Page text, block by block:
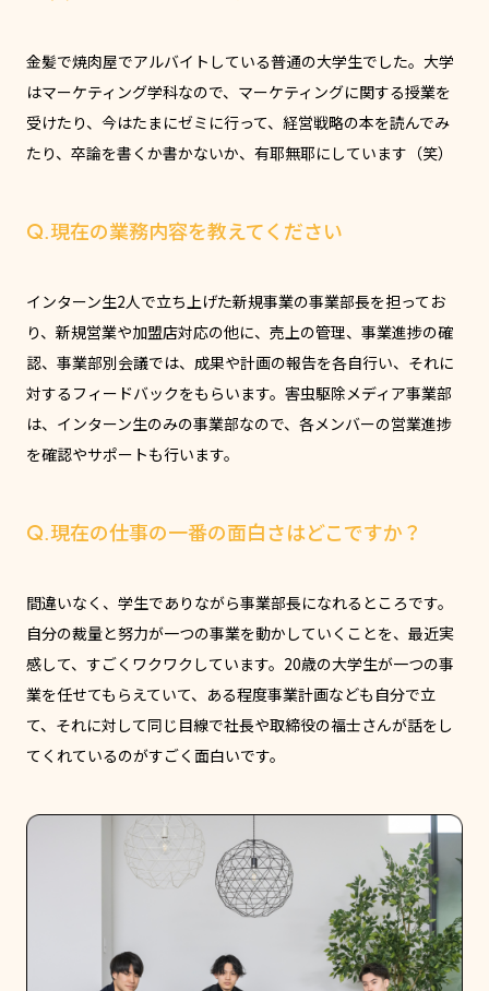
金髪で焼肉屋でアルバイトしている普通の大学生でした。大学
はマーケティング学科なので、マーケティングに関する授業を
受けたり、今はたまにゼミに行って、経営戦略の本を読んでみ
たり、卒論を書くか書かないか、有耶無耶にしています（笑）
Q.現在の業務内容を教えてください
インターン生2人で立ち上げた新規事業の事業部長を担ってお
り、新規営業や加盟店対応の他に、売上の管理、事業進捗の確
認、事業部別会議では、成果や計画の報告を各自行い、それに
対するフィードバックをもらいます。害虫駆除メディア事業部
は、インターン生のみの事業部なので、各メンバーの営業進捗
を確認やサポートも行います。
Q.現在の仕事の一番の面白さはどこですか？
間違いなく、学生でありながら事業部長になれるところです。
自分の裁量と努力が一つの事業を動かしていくことを、最近実
感して、すごくワクワクしています。20歳の大学生が一つの事
業を任せてもらえていて、ある程度事業計画なども自分で立
て、それに対して同じ目線で社長や取締役の福士さんが話をし
てくれているのがすごく面白いです。